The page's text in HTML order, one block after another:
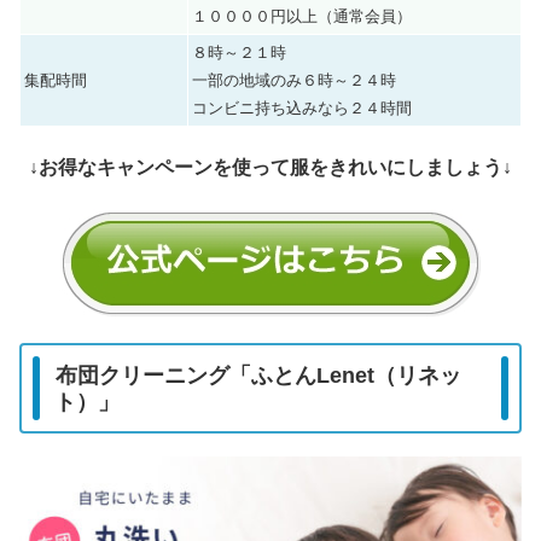
１００００円以上（通常会員）
集配時間
８時～２１時
一部の地域のみ６時～２４時
コンビニ持ち込みなら２４時間
↓お得なキャンペーンを使って服をきれいにしましょう↓
布団クリーニング「ふとんLenet（リネッ
ト）」